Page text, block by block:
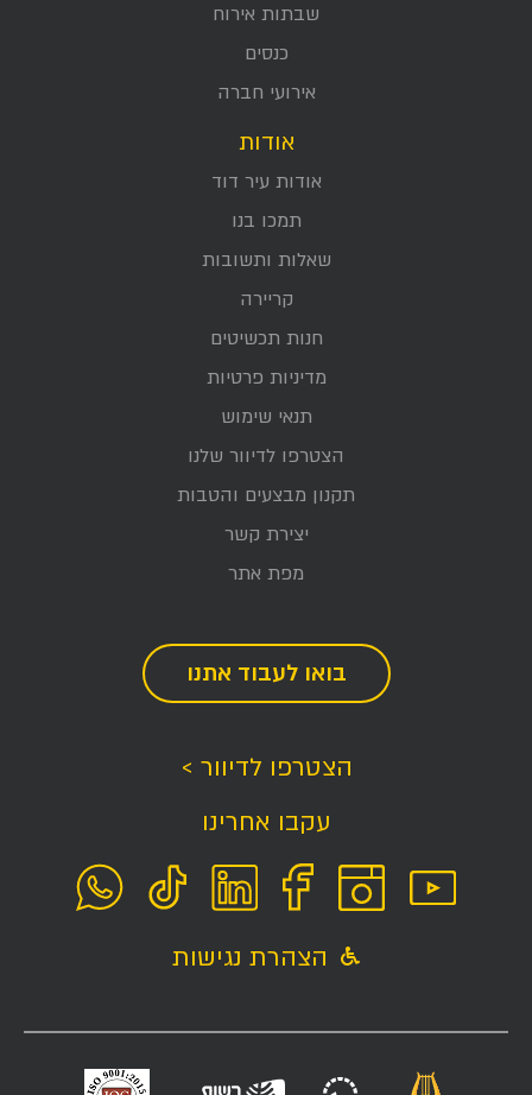
שבתות אירוח
כנסים
אירועי חברה
אודות
אודות עיר דוד
תמכו בנו
שאלות ותשובות
קריירה
חנות תכשיטים
מדיניות פרטיות
תנאי שימוש
הצטרפו לדיוור שלנו
תקנון מבצעים והטבות
יצירת קשר
מפת אתר
בואו לעבוד אתנו
הצטרפו לדיוור >
עקבו אחרינו
הצהרת נגישות